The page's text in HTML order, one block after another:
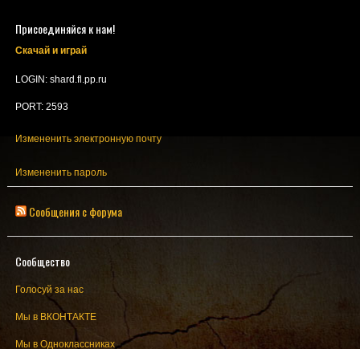
Присоединяйся к нам!
Скачай и играй
LOGIN: shard.fl.pp.ru
PORT: 2593
Измененить электронную почту
Измененить пароль
Сообщения с форума
Сообщество
Голосуй за нас
Мы в ВКОНТАКТЕ
Мы в Одноклассниках